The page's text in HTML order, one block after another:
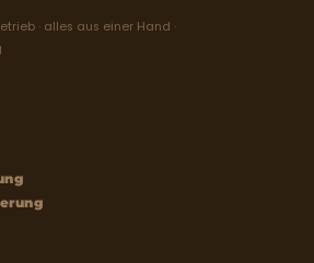
· alles aus einer Hand ·